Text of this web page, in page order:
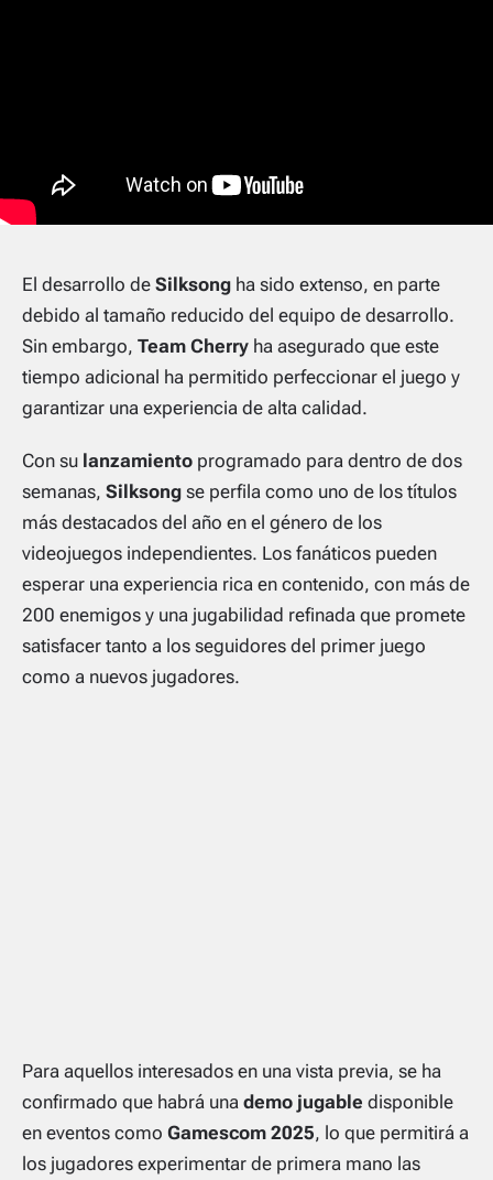
El desarrollo de Silksong ha sido extenso, en parte
debido al tamaño reducido del equipo de desarrollo.
Sin embargo, Team Cherry ha asegurado que este
tiempo adicional ha permitido perfeccionar el juego y
garantizar una experiencia de alta calidad.
Con su lanzamiento programado para dentro de dos
semanas, Silksong se perfila como uno de los títulos
más destacados del año en el género de los
videojuegos independientes. Los fanáticos pueden
esperar una experiencia rica en contenido, con más de
200 enemigos y una jugabilidad refinada que promete
satisfacer tanto a los seguidores del primer juego
como a nuevos jugadores.
Para aquellos interesados en una vista previa, se ha
confirmado que habrá una demo jugable disponible
en eventos como Gamescom 2025, lo que permitirá a
los jugadores experimentar de primera mano las